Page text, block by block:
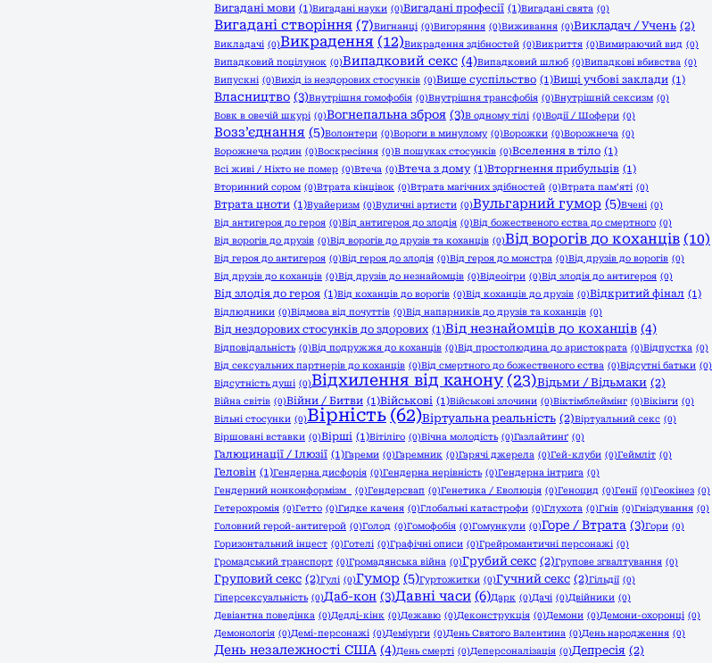
Вигадані мови (1)Вигадані науки (0)Вигадані професії (1)Вигадані свята (0)
Вигадані створіння (7)Вигнанці (0)Вигоряння (0)Виживання (0)Викладач / Учень (2)
Викладачі (0)Викрадення (12)Викрадення здібностей (0)Викриття (0)Вимираючий вид (0)
Випадковий поцілунок (0)Випадковий секс (4)Випадковий шлюб (0)Випадкові вбивства (0)
Випускні (0)Вихід із нездорових стосунків (0)Вище суспільство (1)Вищі учбові заклади (1)
Власництво (3)Внутрішня гомофобія (0)Внутрішня трансфобія (0)Внутрішній сексизм (0)
Вовк в овечій шкурі (0)Вогнепальна зброя (3)В одному тілі (0)Водії / Шофери (0)
Возз’єднання (5)Волонтери (0)Вороги в минулому (0)Ворожки (0)Ворожнеча (0)
Ворожнеча родин (0)Воскресіння (0)В пошуках стосунків (0)Вселення в тіло (1)
Всі живі / Ніхто не помер (0)Втеча (0)Втеча з дому (1)Вторгнення прибульців (1)
Вторинний сором (0)Втрата кінцівок (0)Втрата магічних здібностей (0)Втрата пам’яті (0)
Втрата цноти (1)Вуайеризм (0)Вуличні артисти (0)Вульгарний гумор (5)Вчені (0)
Від антигероя до героя (0)Від антигероя до злодія (0)Від божественого єства до смертного (0)
Від ворогів до друзів (0)Від ворогів до друзів та коханців (0)Від ворогів до коханців (10)
Від героя до антигероя (0)Від героя до злодія (0)Від героя до монстра (0)Від друзів до ворогів (0)
Від друзів до коханців (0)Від друзів до незнайомців (0)Відеоігри (0)Від злодія до антигероя (0)
Від злодія до героя (1)Від коханців до ворогів (0)Від коханців до друзів (0)Відкритий фінал (1)
Відлюдники (0)Відмова від почуттів (0)Від напарників до друзів та коханців (0)
Від нездорових стосунків до здорових (1)Від незнайомців до коханців (4)
Відповідальність (0)Від подружжя до коханців (0)Від простолюдина до аристократа (0)Відпустка (0)
Від сексуальних партнерів до коханців (0)Від смертного до божественого єства (0)Відсутні батьки (0)
Відсутність душі (0)Відхилення від канону (23)Відьми / Відьмаки (2)
Війна світів (0)Війни / Битви (1)Військові (1)Військові злочини (0)Віктімблеймінг (0)Вікінги (0)
Вільні стосунки (0)Вірність (62)Віртуальна реальність (2)Віртуальний секс (0)
Віршовані вставки (0)Вірші (1)Вітіліго (0)Вічна молодість (0)Газлайтинґ (0)
Галюцинації / Ілюзії (1)Гареми (0)Гаремник (0)Гарячі джерела (0)Гей-клуби (0)Геймліт (0)
Геловін (1)Гендерна дисфорія (0)Гендерна нерівність (0)Гендерна інтрига (0)
Гендерний нонконформізм
(0)Гендерсвап (0)Генетика / Еволюція (0)Геноцид (0)Генії (0)Геокінез (0)
Гетерохромія (0)Гетто (0)Гидке каченя (0)Глобальні катастрофи (0)Глухота (0)Гнів (0)Гніздування (0)
Головний герой-антигерой (0)Голод (0)Гомофобія (0)Гомункули (0)Горе / Втрата (3)Гори (0)
Горизонтальний інцест (0)Готелі (0)Графічні описи (0)Грейромантичні персонажі (0)
Громадський транспорт (0)Громадянська війна (0)Грубий секс (2)Групове згвалтування (0)
Груповий секс (2)Гулі (0)Гумор (5)Гуртожитки (0)Гучний секс (2)Гільдії (0)
Гіперсексуальність (0)Даб-кон (3)Давні часи (6)Дарк (0)Дачі (0)Двійники (0)
Девіантна поведінка (0)Дедді-кінк (0)Дежавю (0)Деконструкція (0)Демони (0)Демони-охоронці (0)
Демонологія (0)Демі-персонажі (0)Деміурги (0)День Святого Валентина (0)День народження (0)
День незалежності США (4)День смерті (0)Деперсоналізація (0)Депресія (2)